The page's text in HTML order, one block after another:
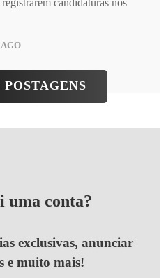
candidaturas nos
uma conta?
exclusivas, anunciar
e muito mais!